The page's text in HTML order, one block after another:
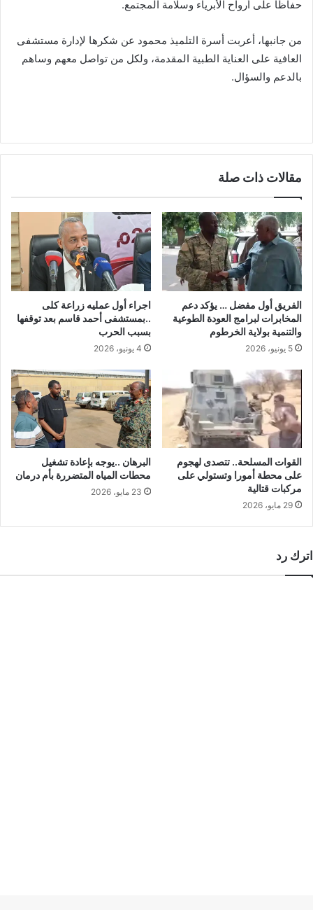
حفاظًا على أرواح الأبرياء وسلامة المجتمع.
من جانبها، أعربت أسرة التلميذ محمود عن شكرها لإدارة مستشفى
العافية على العناية الطبية المقدمة، ولكل من تواصل معهم وساهم
بالدعم والسؤال.
مقالات ذات صلة
الفريق أول مفضل … يؤكد دعم
المخابرات لبرامج العودة الطوعية
والتنمية بولاية الخرطوم
5 يونيو، 2026
اجراء أول عمليه زراعة كلى
..بمستشفى أحمد قاسم بعد توقفها
بسبب الحرب
4 يونيو، 2026
القوات المسلحة.. تتصدى لهجوم
على محطة أمورا وتستولي على
مركبات قتالية
29 مايو، 2026
البرهان ..يوجه بإعادة تشغيل
محطات المياه المتضررة بأم درمان
23 مايو، 2026
اترك رد